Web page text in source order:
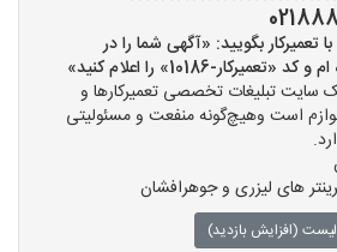
تعمیرکار بگویید: «آگهی شما را در
10186» را اعلام کنید»
سایت تبلیغات تخصصی تعمیرکارها و
است وهیچ‌گونه منفعت و مسئولیتی
های لیزری و جوهرافشان
(افزایش بازدید)